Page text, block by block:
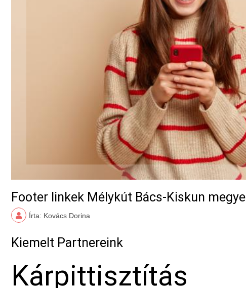
Footer linkek Mélykút Bács-Kiskun megye
Írta: Kovács Dorina
Kiemelt Partnereink
Kárpittisztítás